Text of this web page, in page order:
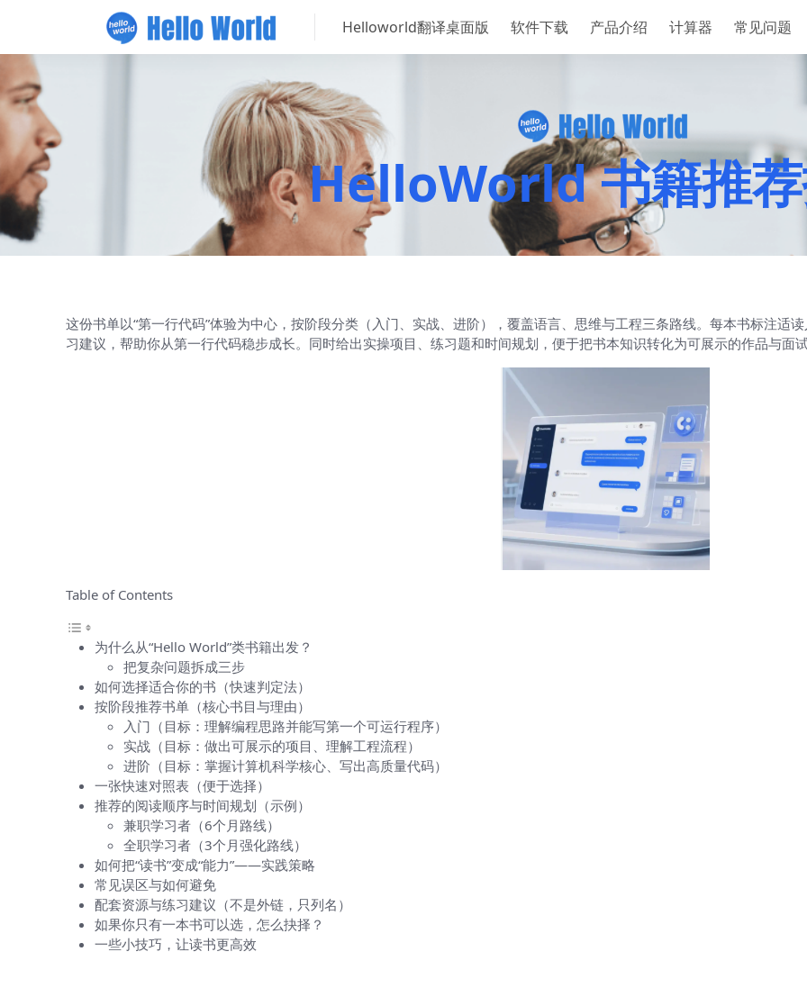
Helloworld翻译桌面版 软件下载 产品介绍 计算器 常见问题
HelloWorld 书籍推
这份书单以“第一行代码”体验为中心，按阶段分类（入门、实战、进阶），覆盖语言、思维与工程三条路线。每本书标注适
习建议，帮助你从第一行代码稳步成长。同时给出实操项目、练习题和时间规划，便于把书本知识转化为可展示的作品与面
Table of Contents
为什么从“Hello World”类书籍出发？
把复杂问题拆成三步
如何选择适合你的书（快速判定法）
按阶段推荐书单（核心书目与理由）
入门（目标：理解编程思路并能写第一个可运行程序）
实战（目标：做出可展示的项目、理解工程流程）
进阶（目标：掌握计算机科学核心、写出高质量代码）
一张快速对照表（便于选择）
推荐的阅读顺序与时间规划（示例）
兼职学习者（6个月路线）
全职学习者（3个月强化路线）
如何把“读书”变成“能力”——实践策略
常见误区与如何避免
配套资源与练习建议（不是外链，只列名）
如果你只有一本书可以选，怎么抉择？
一些小技巧，让读书更高效